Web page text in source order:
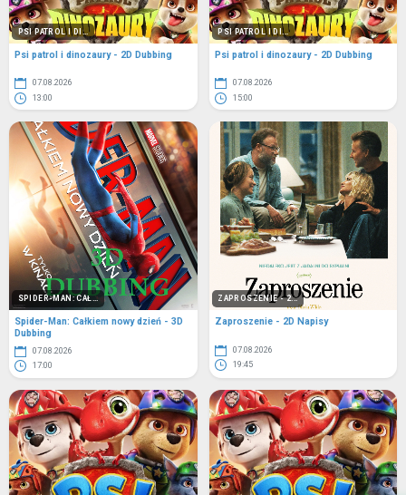
PSI PATROL I DI...
Psi patrol i dinozaury - 2D Dubbing
07.08.2026
13:00
PSI PATROL I DI...
Psi patrol i dinozaury - 2D Dubbing
07.08.2026
15:00
SPIDER-MAN: CAŁ...
Spider-Man: Całkiem nowy dzień - 3D
Dubbing
07.08.2026
17:00
ZAPROSZENIE - 2...
Zaproszenie - 2D Napisy
07.08.2026
19:45